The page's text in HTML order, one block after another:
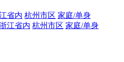
省内 杭州市区 家庭/单身
江省内 杭州市区 家庭/单身